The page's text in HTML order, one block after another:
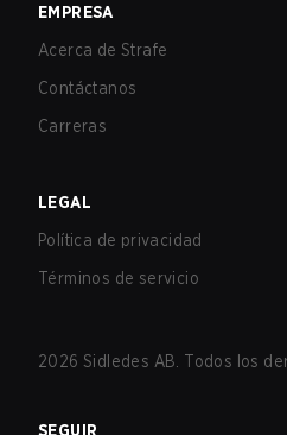
EMPRESA
Acerca de Strafe
Contáctanos
Carreras
LEGAL
Política de privacidad
Términos de servicio
2026 Sidledes AB. Todos los
SEGUIR